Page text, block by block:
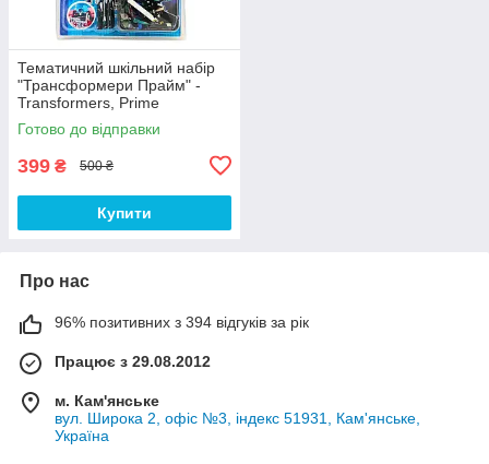
Тематичний шкільний набір
"Трансформери Прайм" -
Transformers, Prime
Готово до відправки
399 ₴ 500 ₴
Купити
Про нас
96% позитивних з 394 відгуків за рік
Працює з 29.08.2012
м. Кам'янське
вул. Широка 2, офіс №3, індекс 51931, Кам'янське,
Україна